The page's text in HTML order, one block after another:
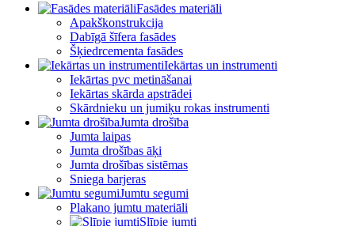
Fasādes materiāli
Apakškonstrukcija
Dabīgā šīfera fasādes
Šķiedrcementa fasādes
Iekārtas un instrumenti
Iekārtas pvc metināšanai
Iekārtas skārda apstrādei
Skārdnieku un jumiķu rokas instrumenti
Jumta drošība
Jumta laipas
Jumta drošības āķi
Jumta drošības sistēmas
Sniega barjeras
Jumtu segumi
Plakano jumtu materiāli
Slīpie jumti